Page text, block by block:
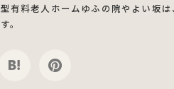
有料老人ホームゆふの院やよい坂
。